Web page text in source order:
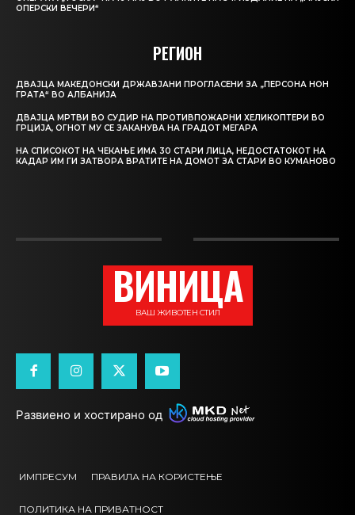
ОПЕРСКИ ВЕЧЕРИ“
РЕГИОН
ДВАЈЦА МАКЕДОНСКИ ДРЖАВЈАНИ ПРОГЛАСЕНИ ЗА „ПЕРСОНА НОН
ГРАТА“ ВО АЛБАНИЈА
ДВАЈЦА МРТВИ ВО СУДИР НА ПРОТИВПОЖАРНИ ХЕЛИКОПТЕРИ ВО
ГРЦИЈА, ОГНОТ МУ СЕ ЗАКАНУВА НА ГРАДОТ МЕГАРА
НА СПИСОКОТ НА ЧЕКАЊЕ ИМА 30 СТАРИ ЛИЦА, НЕДОСТАТОКОТ НА
КАДАР ИМ ГИ ЗАТВОРА ВРАТИТЕ НА ДОМОТ ЗА СТАРИ ВО КУМАНОВО
ВИНИЦА
ВАШ ЖИВОТЕН СТИЛ
Развиено и хостирано од
ИМПРЕСУМ ПРАВИЛА НА КОРИСТЕЊЕ
ПОЛИТИКА НА ПРИВАТНОСТ